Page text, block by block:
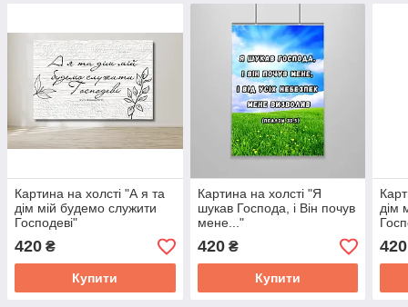
Картина на холсті "А я та
дім мій будемо служити
Господеві"
420 ₴
Купити
Картина на холсті "Я
шукав Господа, і Він почув
мене..."
420₴
Купити
дім
420